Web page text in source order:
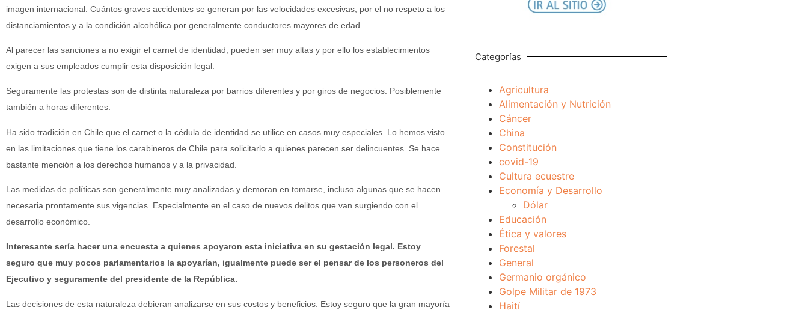
imagen internacional. Cuántos graves accidentes se generan por las velocidades excesivas, por el no respeto a los
distanciamientos y a la condición alcohólica por generalmente conductores mayores de edad.
Al parecer las sanciones a no exigir el carnet de identidad, pueden ser muy altas y por ello los establecimientos
exigen a sus empleados cumplir esta disposición legal.
Seguramente las protestas son de distinta naturaleza por barrios diferentes y por giros de negocios. Posiblemente
también a horas diferentes.
Ha sido tradición en Chile que el carnet o la cédula de identidad se utilice en casos muy especiales. Lo hemos visto
en las limitaciones que tiene los carabineros de Chile para solicitarlo a quienes parecen ser delincuentes. Se hace
bastante mención a los derechos humanos y a la privacidad.
Las medidas de políticas son generalmente muy analizadas y demoran en tomarse, incluso algunas que se hacen
necesaria prontamente sus vigencias. Especialmente en el caso de nuevos delitos que van surgiendo con el
desarrollo económico.
Interesante sería hacer una encuesta a quienes apoyaron esta iniciativa en su gestación legal. Estoy
seguro que muy pocos parlamentarios la apoyarían, igualmente puede ser el pensar de los personeros del
Ejecutivo y seguramente del presidente de la República.
Las decisiones de esta naturaleza debieran analizarse en sus costos y beneficios. Estoy seguro que la gran mayoría
Categorías
Agricultura
Alimentación y Nutrición
Cáncer
China
Constitución
covid-19
Cultura ecuestre
Economía y Desarrollo
Dólar
Educación
Ética y valores
Forestal
General
Germanio orgánico
Golpe Militar de 1973
Haití